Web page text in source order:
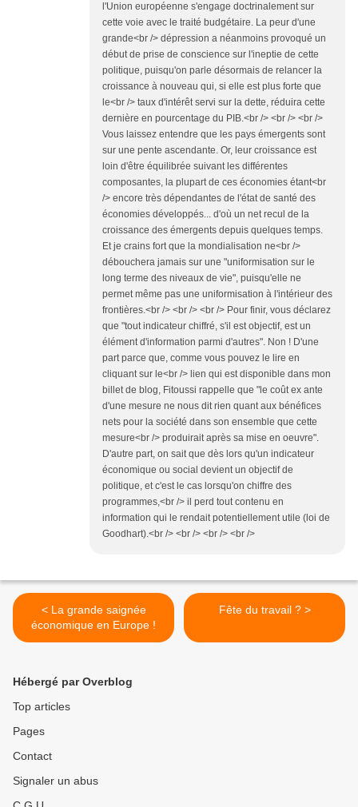
l'Union européenne s'engage doctrinalement sur
cette voie avec le traité budgétaire. La peur d'une
grande<br /> dépression a néanmoins provoqué un
début de prise de conscience sur l'ineptie de cette
politique, puisqu'on parle désormais de relancer la
croissance à nouveau qui, si elle est plus forte que
le<br /> taux d'intérêt servi sur la dette, réduira cette
dernière en pourcentage du PIB.<br /> <br /> <br />
Vous laissez entendre que les pays émergents sont
sur une pente ascendante. Or, leur croissance est
loin d'être équilibrée suivant les différentes
composantes, la plupart de ces économies étant<br
/> encore très dépendantes de l'état de santé des
économies développés... d'où un net recul de la
croissance des émergents depuis quelques temps.
Et je crains fort que la mondialisation ne<br />
débouchera jamais sur une "uniformisation sur le
long terme des niveaux de vie", puisqu'elle ne
permet même pas une uniformisation à l'intérieur des
frontières.<br /> <br /> <br /> Pour finir, vous déclarez
que "tout indicateur chiffré, s'il est objectif, est un
élément d'information parmi d'autres". Non ! D'une
part parce que, comme vous pouvez le lire en
cliquant sur le<br /> lien qui est disponible dans mon
billet de blog, Fitoussi rappelle que "le coût ex ante
d'une mesure ne nous dit rien quant aux bénéfices
nets pour la société dans son ensemble que cette
mesure<br /> produirait après sa mise en oeuvre".
D'autre part, on sait que dès lors qu'un indicateur
économique ou social devient un objectif de
politique, et c'est le cas lorsqu'on chiffre des
programmes,<br /> il perd tout contenu en
information qui le rendait potentiellement utile (loi de
Goodhart).<br /> <br /> <br /> <br />
< La grande saignée
économique en Europe !
Fête du travail ? >
Hébergé par Overblog
Top articles
Pages
Contact
Signaler un abus